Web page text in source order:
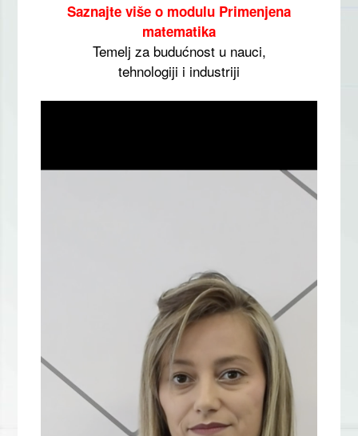
Saznajte više o modulu Primenjena
matematika
Temelj za budućnost u nauci,
tehnologiji i industriji